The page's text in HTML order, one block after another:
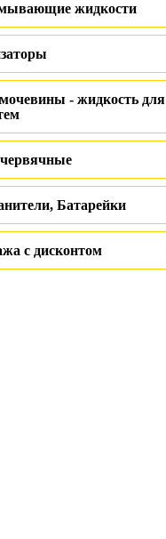
жидкости
- жидкость для
Батарейки
с дисконтом